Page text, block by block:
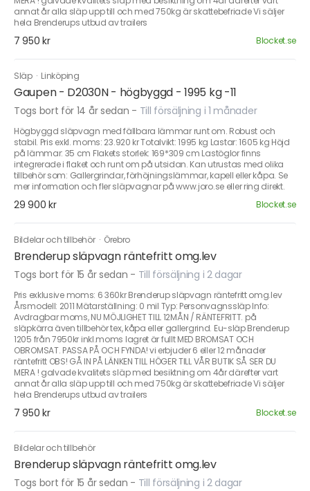
annat år alla släp upp till och med 750kg är skattebefriade Vi säljer
hela Brenderups utbud av trailers
7 950 kr Blocket.se
Släp · Linköping
Gaupen - D2030N - högbyggd - 1995 kg -11
Togs bort för 14 år sedan - Till försäljning i 1 månader
Högbyggd släpvagn med fällbara lämmar runt om. Robust och
stabil. Pris exkl. moms: 23.920 kr Totalvikt: 1995 kg Lastar: 1605 kg Höjd
på lämmar: 35 cm Flakets storlek: 169*309 cm Lastöglor finns
integrerade i flaket och runt om på utsidan. Kan utrustas med olika
tillbehör som: Gallergrindar, förhöjningslämmar, kapell eller kåpa. Se
mer information och fler släpvagnar på www.joro.se eller ring direkt.
29 900 kr Blocket.se
Bildelar och tillbehör · Örebro
Brenderup släpvagn räntefritt omg.lev
Togs bort för 15 år sedan - Till försäljning i 2 dagar
Pris exklusive moms: 6 360kr Brenderup släpvagn räntefritt omg.lev
Årsmodell: 2011 Mätarställning: 0 mil Typ: Personvagnssläp Info:
Avdragbar moms, NU MÖJLIGHET TILL 12MÅN / RÄNTEFRITT. på
släpkärra även tillbehör tex, kåpa eller gallergrind. Eu-släp Brenderup
1205 från 7950kr inkl.moms lagret är fullt MED BROMSAT OCH
OBROMSAT. PASSA PÅ OCH FYNDA! vi erbjuder 6 eller 12 månader
räntefritt OBS! GÅ IN PÅ LÄNKEN TILL HÖGER TILL VÅR BUTIK SÅ SER DU
MERA ! galvade kvalitets släp med besiktning om 4år därefter vart
annat år alla släp upp till och med 750kg är skattebefriade Vi säljer
hela Brenderups utbud av trailers
7 950 kr Blocket.se
Bildelar och tillbehör
Brenderup släpvagn räntefritt omg.lev
Togs bort för 15 år sedan - Till försäljning i 2 dagar